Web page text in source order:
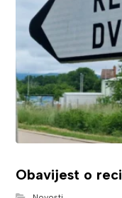
Obavijest o